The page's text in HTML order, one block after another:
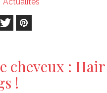
cheveux : Hair
!